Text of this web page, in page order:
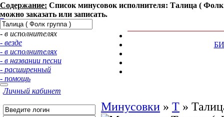
Содержание: Список минусовок исполнителя: Талица (
можно заказать или записать.
- в исполнителях
- везде
- в исполнителях
- в названии песни
- расширенный
- помощь
Личный кабинет
Минусовки » Т »